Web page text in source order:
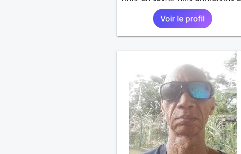
nous connaître 🙂
Voir le profil